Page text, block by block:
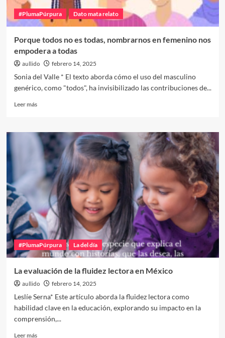
siglo
XXI
#PlumaPúrpura Dato mata relato
Porque todos no es todas, nombrarnos en femenino nos
empodera a todas
aullido febrero 14, 2025
Sonia del Valle * El texto aborda cómo el uso del masculino
genérico, como "todos", ha invisibilizado las contribuciones de...
Leer másLeer
Porque
todos
no
todas,
nombrarnos
en
femenino
nos
empodera
a
todas
#PlumaPúrpura
La del día
La evaluación de la fluidez lectora en México
aullido febrero 14, 2025
Leslíe Serna* Este artículo aborda la fluidez lectora como
habilidad clave en la educación, explorando su impacto en la
comprensión,...
Leer másLeer